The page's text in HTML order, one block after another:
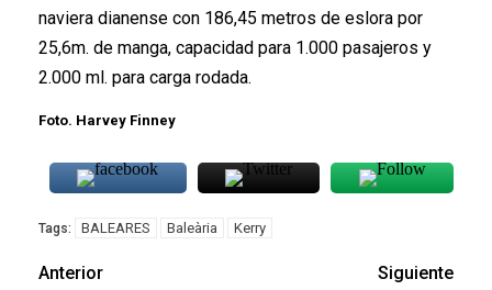
naviera dianense con 186,45 metros de eslora por
25,6m. de manga, capacidad para 1.000 pasajeros y
2.000 ml. para carga rodada.
Foto. Harvey Finney
Tags: BALEARES Baleària Kerry
Anterior
Siguiente